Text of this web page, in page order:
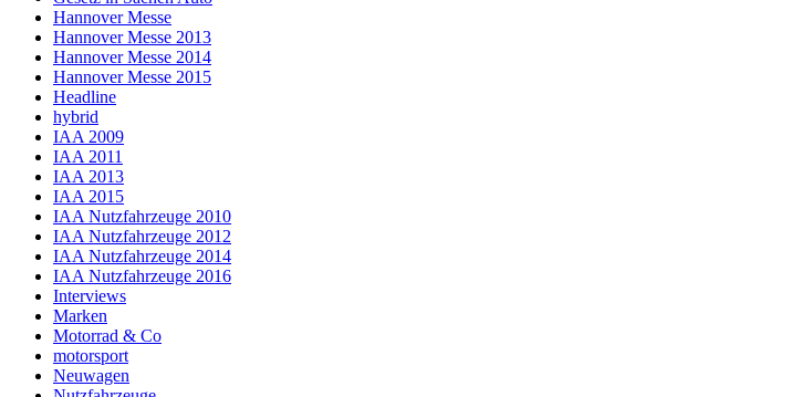
Hannover Messe
Hannover Messe 2013
Hannover Messe 2014
Hannover Messe 2015
Headline
hybrid
IAA 2009
IAA 2011
IAA 2013
IAA 2015
IAA Nutzfahrzeuge 2010
IAA Nutzfahrzeuge 2012
IAA Nutzfahrzeuge 2014
IAA Nutzfahrzeuge 2016
Interviews
Marken
Motorrad & Co
motorsport
Neuwagen